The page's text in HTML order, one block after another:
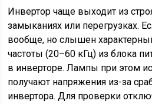
Инвертор чаще выходит из
замыканиях или перегрузках.
вообще, но слышен
частоты (20–60 кГц) из блока
в инверторе. Лампы при этом
получают напряжения из-за
инвертора. Для проверки